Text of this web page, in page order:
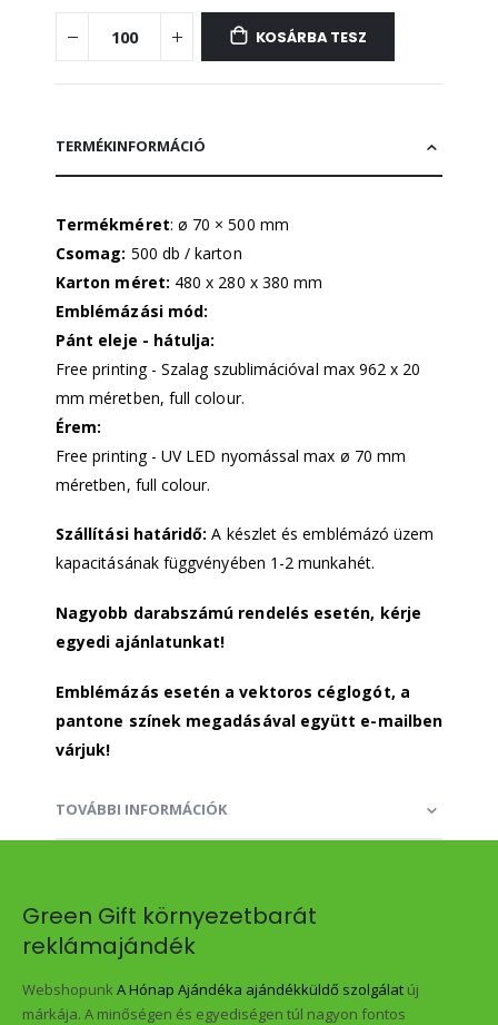
KOSÁRBA TESZ
TERMÉKINFORMÁCIÓ
Termékméret: ø 70 × 500 mm
Csomag: 500 db / karton
Karton méret: 480 x 280 x 380 mm
Emblémázási mód:
Pánt eleje - hátulja:
Free printing - Szalag szublimációval max 962 x 20
mm méretben, full colour.
Érem:
Free printing - UV LED nyomással max ø 70 mm
méretben, full colour.
Szállítási határidő: A készlet és emblémázó üzem
kapacitásának függvényében 1-2 munkahét.
Nagyobb darabszámú rendelés esetén, kérje
egyedi ajánlatunkat!
Emblémázás esetén a vektoros céglogót, a
pantone színek megadásával együtt e-mailben
várjuk!
TOVÁBBI INFORMÁCIÓK
Green Gift környezetbarát
reklámajándék
Webshopunk A Hónap Ajándéka ajándékküldő szolgálat új
márkája. A minőségen és egyediségen túl nagyon fontos